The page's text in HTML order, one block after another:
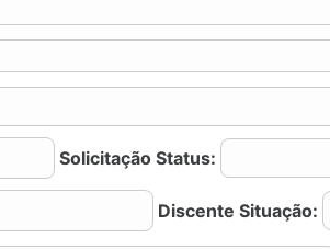
Solicitação Status:
Discente Situação: